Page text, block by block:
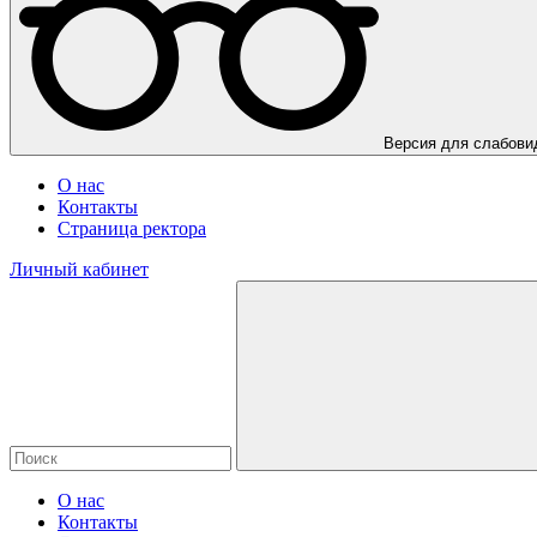
Версия для
О нас
Контакты
Страница ректора
Личный кабинет
О нас
Контакты